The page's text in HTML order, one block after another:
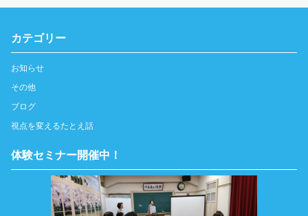
カテゴリー
お知らせ
その他
ブログ
視点を変えるたとえ話
体験セミナー開催中！